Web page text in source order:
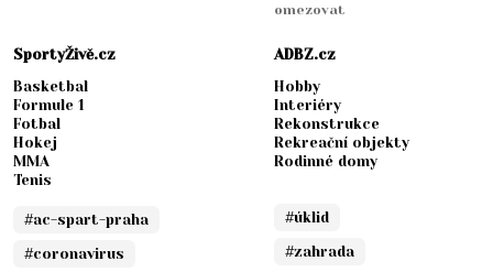
omezovat
SportyŽivě.cz
Basketbal
Formule 1
Fotbal
Hokej
MMA
Tenis
#ac-spart-praha
#coronavirus
ADBZ.cz
Hobby
Interiéry
Rekonstrukce
Rekreační objekty
Rodinné domy
#úklid
#zahrada